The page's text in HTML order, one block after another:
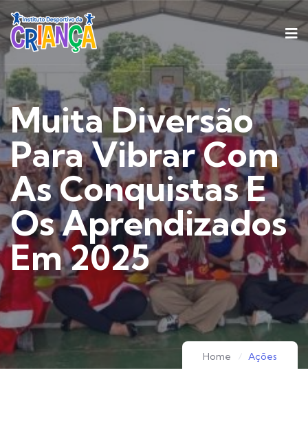
Muita Diversão
Para Vibrar Com
As Conquistas E
Os Aprendizados
Em 2025
Home Ações